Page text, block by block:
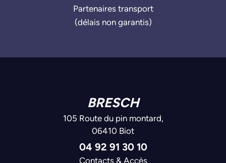
Passat 16i 94>96
Passat 18i 88>968
Polo 19i SDI 97>01
Sharan 18i T 97>10
Sharan 19c TDI 95>10
Sharan 20i 95>10
Sharan 28i VR6 95>00
Transporter 28i VR6 95>03
Partenaires transport
(délais non garantis)
BRESCH
105 Route du pin montard,
06410 Biot
04 92 91 30 10
Contacts & Accès